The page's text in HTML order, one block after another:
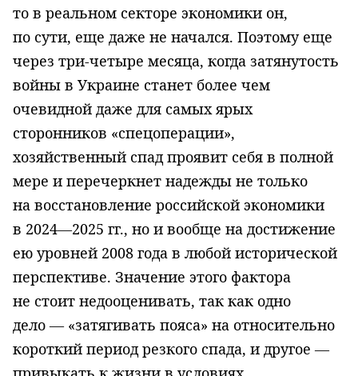
то в реальном секторе экономики он,
по сути, еще даже не начался. Поэтому еще
через три-четыре месяца, когда затянутость
войны в Украине станет более чем
очевидной даже для самых ярых
сторонников «спецоперации»,
хозяйственный спад проявит себя в полной
мере и перечеркнет надежды не только
на восстановление российской экономики
в 2024—2025 гг., но и вообще на достижение
ею уровней 2008 года в любой исторической
перспективе. Значение этого фактора
не стоит недооценивать, так как одно
дело — «затягивать пояса» на относительно
короткий период резкого спада, и другое —